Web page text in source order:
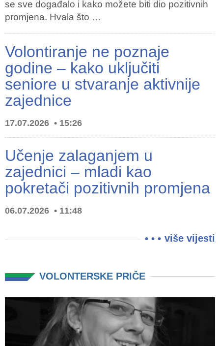
se sve događalo i kako možete biti dio pozitivnih
promjena. Hvala što …
Volontiranje ne poznaje
godine – kako uključiti
seniore u stvaranje aktivnije
zajednice
17.07.2026 15:26
Učenje zalaganjem u
zajednici – mladi kao
pokretači pozitivnih promjena
06.07.2026 11:48
više vijesti
VOLONTERSKE PRIČE